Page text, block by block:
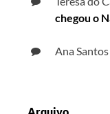
chegou o
Ana Santos
Arquivo